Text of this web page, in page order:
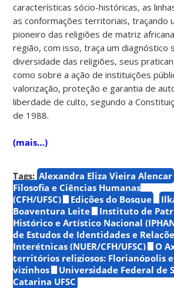
características sócio-históricas, as
as conformações territoriais, traçando
pioneiro das religiões de matriz
região, com isso, traça um diagnóstico
diversidade das religiões, seus
como sobre a ação de instituições
valorização, proteção e garantia de
liberdade de culto, segundo a
de 1988.
(mais…)
Tags: Alexandra Eliza Vieira Alencar
Filosofia e Ciências Humanas
(CFH/UFSC)
Edições do Bosque
Boaventura Leite
Instituto de
Histórico e Artístico Nacional
de Estudos de Identidades e
Interétnicas (NUER/CFH/UFSC)
O
territórios religiosos: Florianópolis
vizinhos
Universidade Federal de
Catarina UFSC